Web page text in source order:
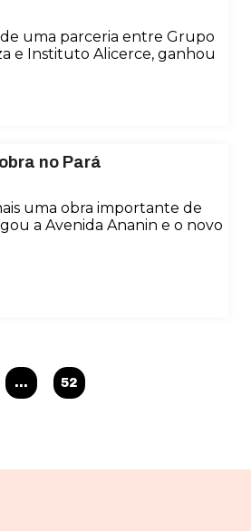
uma parceria entre Grupo
e Instituto Alicerce, ganhou
no Pará
uma obra importante de
a Avenida Ananin e o novo
… 52